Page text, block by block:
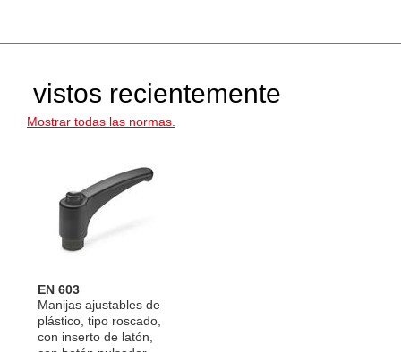
vistos recientemente
Mostrar todas las normas.
EN 603
Manijas ajustables de
plástico, tipo roscado,
con inserto de latón,